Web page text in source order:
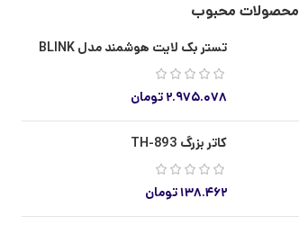
محصولات محبوب
تستر بک لایت هوشمند مدل BLINK
۲.۹۷۵.۰۷۸ تومان
کاتر بزرگ TH-893
۱۳۸.۴۶۲تومان